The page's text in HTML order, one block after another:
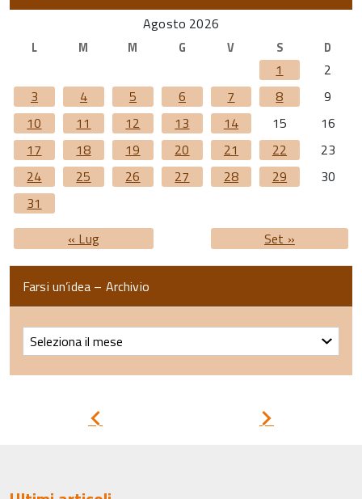
Agosto 2026
L M M G V S D
1
2
3
4 5 6 7 8
9
10
11 12 13 14 15
16
17
18 19 20 21 22
23
24
25 26 27 28 29
30
31
« Lug
Set »
Farsi un’idea – Archivio
Farsi
un’idea
–
Archivio